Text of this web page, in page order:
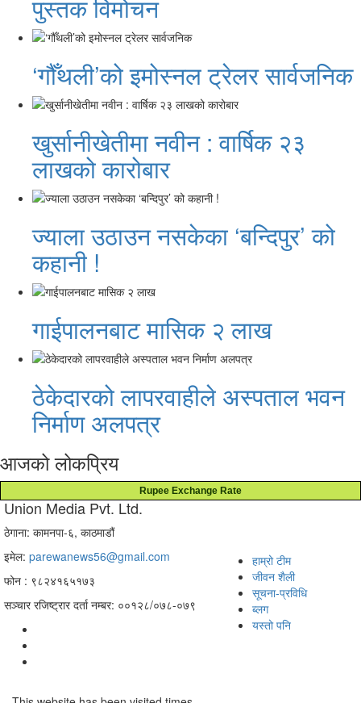
पुस्तक विमोचन
‘गौँथली’को इमोस्नल ट्रेलर सार्वजनिक
खुर्सानीखेतीमा नवीन : वार्षिक २३
लाखको कारोबार
ज्याला उठाउन नसकेका ‘बन्दिपुर’ को
कहानी !
गाईपालनबाट मासिक २ लाख
ठेकेदारको लापरवाहीले अस्पताल भवन
निर्माण अलपत्र
आजको लोकप्रिय
Rupee Exchange Rate
Union Media Pvt. Ltd.
ठेगाना: कामनपा-६, काठमाडौं
इमेल: parewanews56@gmail.com
फोन : ९८२४१६५१७३
सञ्चार रजिष्ट्रार दर्ता नम्बर: ००१२८/०७८-०७९
हाम्रो टीम
जीवन शैली
सूचना-प्रविधि
ब्लग
यस्तो पनि